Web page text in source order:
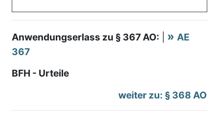
Anwendungserlass zu § 367 AO:
AE
367
BFH - Urteile
weiter zu: § 368 AO